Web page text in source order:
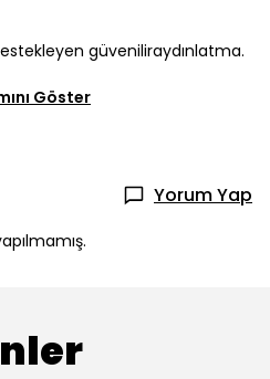
güveniliraydınlatma.
Göster
Yorum Yap